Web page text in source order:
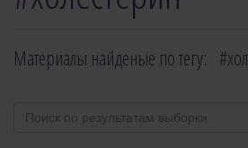
Материалы найденые по тегу: